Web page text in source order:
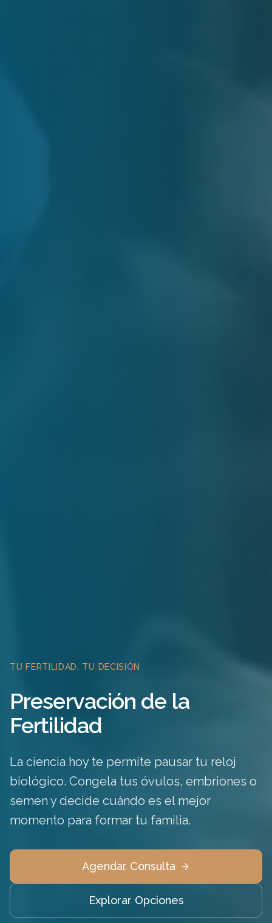
TU FERTILIDAD, TU DECISIÓN
Preservación de la
Fertilidad
La ciencia hoy te permite pausar tu reloj
biológico. Congela tus óvulos, embriones o
semen y decide cuándo es el mejor
momento para formar tu familia.
Agendar Consulta
Explorar Opciones